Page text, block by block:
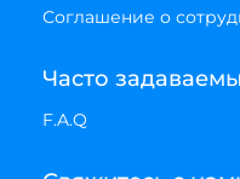
Соглашение о
Часто
F.A.Q